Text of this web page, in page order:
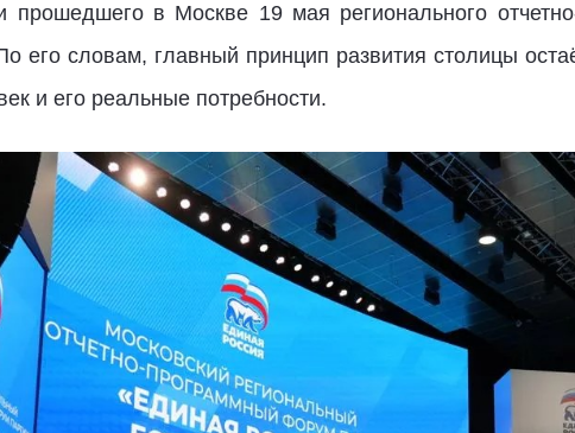
прошедшего в Москве 19 мая регионального
его словам, главный принцип развития столицы
и его реальные потребности.